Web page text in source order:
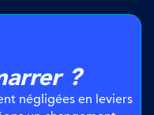
?
négligées en leviers